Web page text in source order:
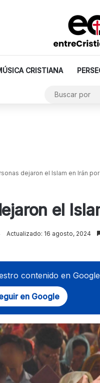
CRISTIANA
dejaron el Islam en Irán
el
Actualizado: 16 agosto, 2024
contenido en Google
en Google